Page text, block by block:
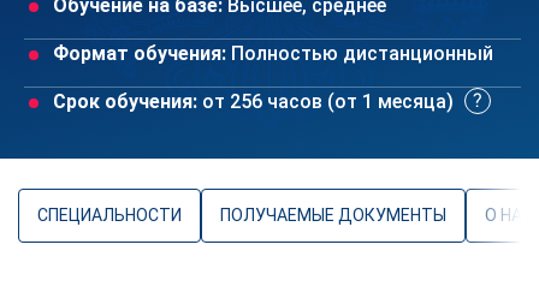
Обучение на базе: Высшее, среднее
Формат обучения: Полностью дистанционный
Срок обучения: от 256 часов (от 1 месяца)
СПЕЦИАЛЬНОСТИ ПОЛУЧАЕМЫЕ ДОКУМЕНТЫ О